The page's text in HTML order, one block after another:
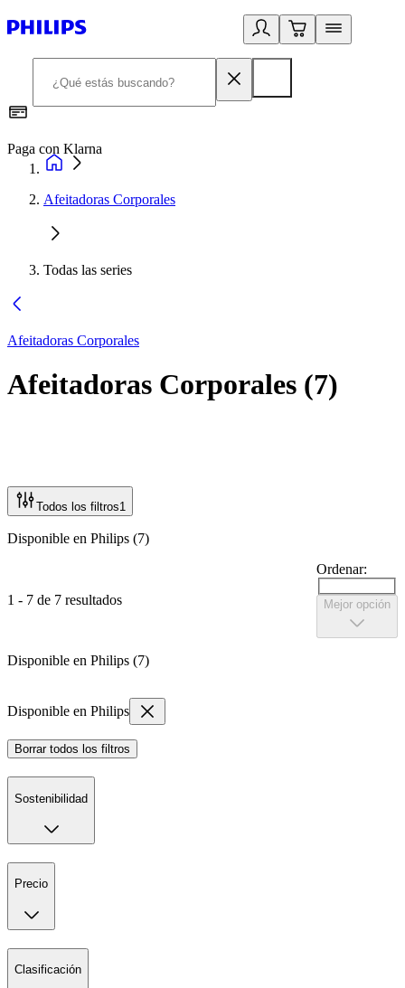
Paga con Klarna
Afeitadoras Corporales
Todas las series
Afeitadoras Corporales
Afeitadoras Corporales (7)
Todos los filtros1
Disponible en Philips (7)
1 - 7 de 7 resultados
Ordenar:
Mejor opción
Disponible en Philips (7)
Disponible en Philips
Borrar todos los filtros
Sostenibilidad
Precio
Clasificación